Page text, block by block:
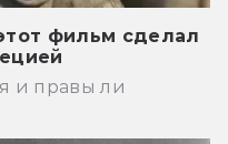
фильм сделал
и правы ли